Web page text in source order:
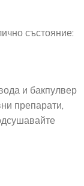
състояние:
и бакпулвер
препарати,